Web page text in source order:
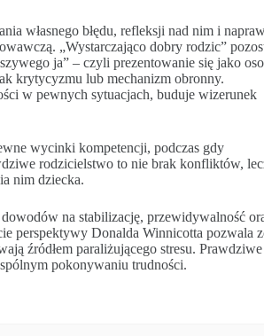
własnego błędu, refleksji nad nim i
„Wystarczająco dobry rodzic”
ja” – czyli prezentowanie się jako
krytycyzmu lub mechanizm obronny.
w pewnych sytuacjach, buduje wizerunek
wycinki kompetencji, podczas gdy
rodzicielstwo to nie brak konfliktów,
nim dziecka.
na stabilizację, przewidywalność
perspektywy Donalda Winnicotta pozwala
źródłem paraliżującego stresu. Prawdziwe
pokonywaniu trudności.